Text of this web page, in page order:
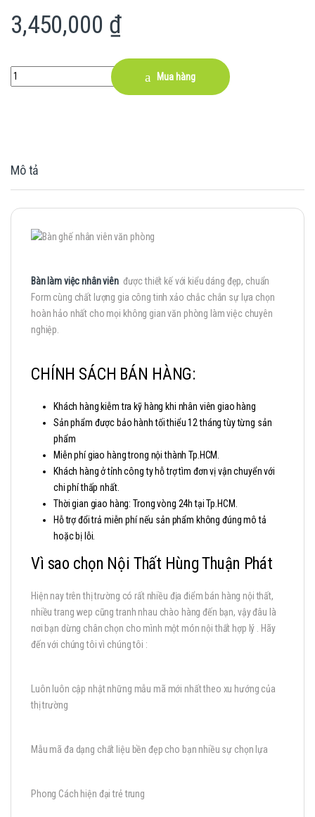
3,450,000 ₫
Quantity Mua hàng
Mô tả
Bàn làm việc nhân viên được thiết kế với kiểu dáng đẹp, chuẩn
Form cùng chất lượng gia công tinh xảo chắc chắn sự lựa chọn
hoàn hảo nhất cho mọi không gian văn phòng làm việc chuyên
nghiệp.
CHÍNH SÁCH BÁN HÀNG:
Khách hàng kiễm tra kỹ hàng khi nhân viên giao hàng
Sản phẩm được bảo hành tối thiểu 12 tháng tùy từng sản
phẩm
Miễn phí giao hàng trong nội thành Tp.HCM.
Khách hàng ở tỉnh công ty hỗ trợ tìm đơn vị vận chuyển với
chi phí thấp nhất.
Thời gian giao hàng: Trong vòng 24h tại Tp.HCM.
Hỗ trợ đổi trả miễn phí nếu sản phẩm không đúng mô tả
hoặc bị lỗi.
Vì sao chọn Nội Thất Hùng Thuận Phát
Hiện nay trên thị trường có rất nhiều địa điểm bán hàng nội thất,
nhiều trang wep cũng tranh nhau chào hàng đến bạn, vậy đâu là
nơi bạn dừng chân chọn cho mình một món nội thất hợp lý . Hãy
đến với chúng tôi vì chúng tôi :
Luôn luôn cập nhật những mẫu mã mới nhất theo xu hướng của
thị trường
Mẫu mã đa dạng chất liệu bền đẹp cho bạn nhiều sự chọn lựa
Phong Cách hiện đại trẻ trung